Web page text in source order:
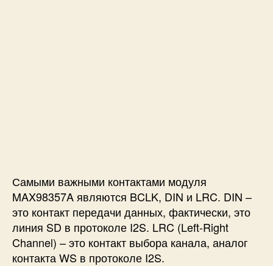
Самыми важными контактами модуля
MAX98357A являются BCLK, DIN и LRC. DIN –
это контакт передачи данных, фактически, это
линия SD в протоколе I2S. LRC (Left-Right
Channel) – это контакт выбора канала, аналог
контакта WS в протоколе I2S.